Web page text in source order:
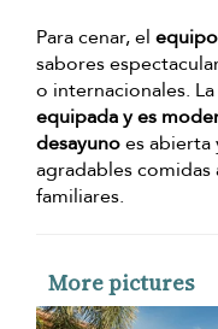
Para cenar, el
sabores
o internacionales.
equipada y es
desayunoes
agradables
familiares.
More pictures